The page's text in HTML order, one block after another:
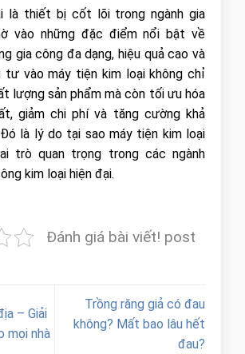
là thiết bị cốt lõi trong ngành gia
vào những đặc điểm nổi bật về
gia công đa dạng, hiệu quả cao và
tư vào máy tiện kim loại không chỉ
lượng sản phẩm mà còn tối ưu hóa
giảm chi phí và tăng cường khả
là lý do tại sao máy tiện kim loại
trò quan trọng trong các ngành
kim loại hiện đại.
Đánh giá bài viết! post
– Giải
mọi nhà
Trồng răng giả có đau
không? Mất bao lâu hết
đau?